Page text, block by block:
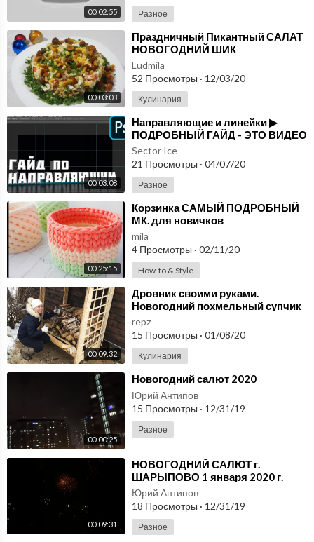
00:02:55 Разное
00:03:03
⁣Праздничный Пикантный САЛАТ
НОВОГОДНИЙ ШИК
Ludmila
52 Просмотры · 12/03/20
Кулинария
00:03:08
⁣Направляющие и линейки ▶
ПОДРОБНЫЙ ГАЙД - ЭТО ВИДЕО
СДЕЛАЕТ ВАС УМНЕЕ! ▶
ФОТОШОП
Sector Ice
21 Просмотры · 04/07/20
Разное
00:25:15
⁣Корзинка САМЫЙ ПОДРОБНЫЙ
МК. для новичков
mila
4 Просмотры · 02/11/20
How-to & Style
00:09:32
⁣Дровник своими руками.
Новогодний похмельный супчик
repz
15 Просмотры · 01/08/20
Кулинария
00:00:25
⁣Новогодний салют 2020
Юрий Антипов
15 Просмотры · 12/31/19
Разное
00:09:31
⁣НОВОГОДНИЙ САЛЮТ г.
ШАРЫПОВО 1 января 2020 г.
Юрий Антипов
18 Просмотры · 12/31/19
Разное